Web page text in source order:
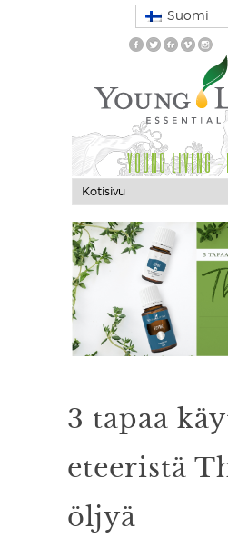
Suomi
YOUNG LIVING
3 tapaa
eteeristä
öljyä